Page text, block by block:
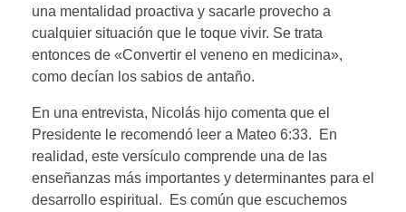
una mentalidad proactiva y sacarle provecho a
cualquier situación que le toque vivir. Se trata
entonces de «Convertir el veneno en medicina»,
como decían los sabios de antaño.
En una entrevista, Nicolás hijo comenta que el
Presidente le recomendó leer a Mateo 6:33. En
realidad, este versículo comprende una de las
enseñanzas más importantes y determinantes para el
desarrollo espiritual. Es común que escuchemos